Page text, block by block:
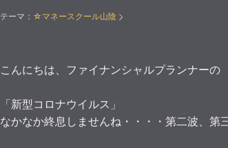
テーマ： ☆マネースクール山陰
こんにちは、ファイナンシャルプランナーの
「新型コロナウイルス」
なかなか終息しませんね・・・・第二波、第